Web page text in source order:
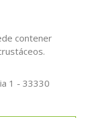
contener
1 - 33330